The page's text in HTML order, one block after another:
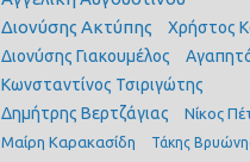
Διονύσης Ακτύπης
Χρήστος
Διονύσης Γιακουμέλος
Κωνσταντίνος Τσιριγώτης
Δημήτρης Βερτζάγιας
Νίκος
Μαίρη Καρακασίδη
Τάκης